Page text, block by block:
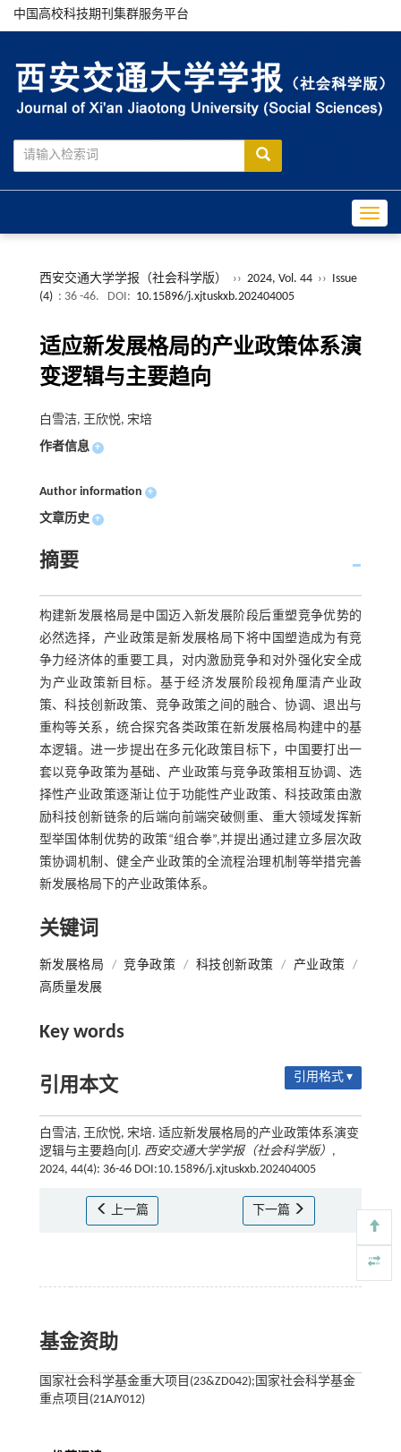
中国高校科技期刊集群服务平台
西安交通大学学报（社会科学版） ›› 2024, Vol. 44 ›› Issue
(4) : 36 -46. DOI: 10.15896/j.xjtuskxb.202404005
适应新发展格局的产业政策体系演
变逻辑与主要趋向
白雪洁, 王欣悦, 宋培
作者信息 +
Author information +
文章历史 +
摘要
构建新发展格局是中国迈入新发展阶段后重塑竞争优势的
必然选择，产业政策是新发展格局下将中国塑造成为有竞
争力经济体的重要工具，对内激励竞争和对外强化安全成
为产业政策新目标。基于经济发展阶段视角厘清产业政
策、科技创新政策、竞争政策之间的融合、协调、退出与
重构等关系，统合探究各类政策在新发展格局构建中的基
本逻辑。进一步提出在多元化政策目标下，中国要打出一
套以竞争政策为基础、产业政策与竞争政策相互协调、选
择性产业政策逐渐让位于功能性产业政策、科技政策由激
励科技创新链条的后端向前端突破侧重、重大领域发挥新
型举国体制优势的政策“组合拳”,并提出通过建立多层次政
策协调机制、健全产业政策的全流程治理机制等举措完善
新发展格局下的产业政策体系。
关键词
新发展格局 / 竞争政策 / 科技创新政策 / 产业政策
/
高质量发展
Key words
引用本文 引用格式 ▾
白雪洁, 王欣悦, 宋培. 适应新发展格局的产业政策体系演变
逻辑与主要趋向[J]. 西安交通大学学报（社会科学版） ,
2024, 44(4): 36-46 DOI:10.15896/j.xjtuskxb.202404005
上一篇 下一篇
基金资助
国家社会科学基金重大项目(23&ZD042);国家社会科学基金
重点项目(21AJY012)